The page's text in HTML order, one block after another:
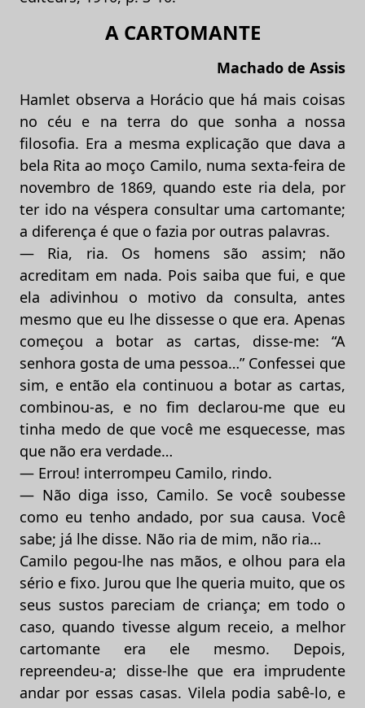
A CARTOMANTE
Machado de Assis
Hamlet observa a Horácio que há mais coisas
no céu e na terra do que sonha a nossa
filosofia. Era a mesma explicação que dava a
bela Rita ao moço Camilo, numa sexta-feira de
novembro de 1869, quando este ria dela, por
ter ido na véspera consultar uma cartomante;
a diferença é que o fazia por outras palavras.
— Ria, ria. Os homens são assim; não
acreditam em nada. Pois saiba que fui, e que
ela adivinhou o motivo da consulta, antes
mesmo que eu lhe dissesse o que era. Apenas
começou a botar as cartas, disse-me: “A
senhora gosta de uma pessoa…” Confessei que
sim, e então ela continuou a botar as cartas,
combinou-as, e no fim declarou-me que eu
tinha medo de que você me esquecesse, mas
que não era verdade…
— Errou! interrompeu Camilo, rindo.
— Não diga isso, Camilo. Se você soubesse
como eu tenho andado, por sua causa. Você
sabe; já lhe disse. Não ria de mim, não ria…
Camilo pegou-lhe nas mãos, e olhou para ela
sério e fixo. Jurou que lhe queria muito, que os
seus sustos pareciam de criança; em todo o
caso, quando tivesse algum receio, a melhor
cartomante era ele mesmo. Depois,
repreendeu-a; disse-lhe que era imprudente
andar por essas casas. Vilela podia sabê-lo, e